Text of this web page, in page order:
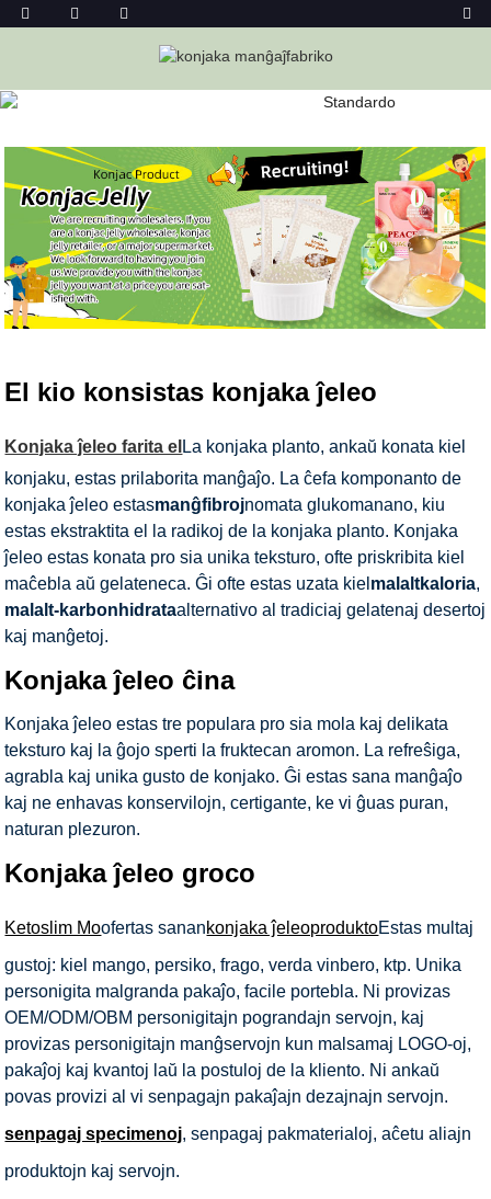
KONJAKA ĴELEO
El kio konsistas konjaka ĵeleo
Konjaka ĵeleo farita el La konjaka planto, ankaŭ konata kiel
konjaku, estas prilaborita manĝaĵo. La ĉefa komponanto de
konjaka ĵeleo estasmanĝfibrojnomata glukomanano, kiu
estas ekstraktita el la radikoj de la konjaka planto. Konjaka
ĵeleo estas konata pro sia unika teksturo, ofte priskribita kiel
maĉebla aŭ gelateneca. Ĝi ofte estas uzata kiel malaltkaloria,
malalt-karbonhidrataalternativo al tradiciaj gelatenaj desertoj
kaj manĝetoj.
Konjaka ĵeleo ĉina
Konjaka ĵeleo estas tre populara pro sia mola kaj delikata
teksturo kaj la ĝojo sperti la fruktecan aromon. La refreŝiga,
agrabla kaj unika gusto de konjako. Ĝi estas sana manĝaĵo
kaj ne enhavas konservilojn, certigante, ke vi ĝuas puran,
naturan plezuron.
Konjaka ĵeleo groco
Ketoslim Moofertas sanankonjaka ĵeleoproduktoEstas multaj
gustoj: kiel mango, persiko, frago, verda vinbero, ktp. Unika
personigita malgranda pakaĵo, facile portebla. Ni provizas
OEM/ODM/OBM personigitajn pograndajn servojn, kaj
provizas personigitajn manĝservojn kun malsamaj LOGO-oj,
pakaĵoj kaj kvantoj laŭ la postuloj de la kliento. Ni ankaŭ
povas provizi al vi senpagajn pakaĵajn dezajnajn servojn.
senpagaj specimenoj, senpagaj pakmaterialoj, aĉetu aliajn
produktojn kaj servojn.